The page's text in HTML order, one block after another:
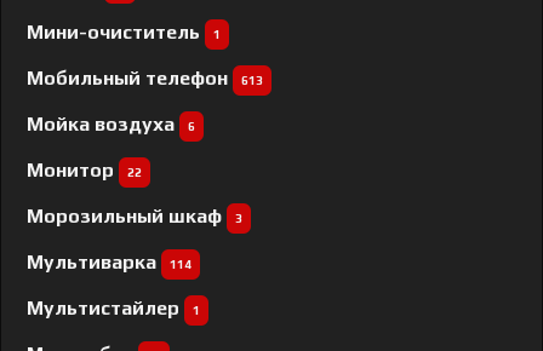
Мини-очиститель 1
Мобильный телефон 613
Мойка воздуха 6
Монитор 22
Морозильный шкаф 3
Мультиварка 114
Мультистайлер 1